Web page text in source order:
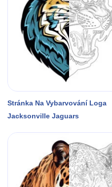
Stránka Na Vybarvování Loga
Jacksonville Jaguars